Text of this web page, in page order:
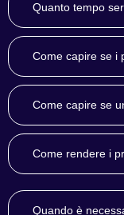
Quanto tempo
Come capire se i
Come capire se
Come rendere i
Quando è